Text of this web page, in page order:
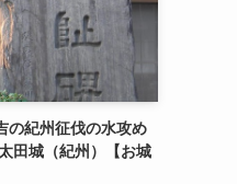
の紀州征伐の水攻め
田城（紀州）【お城